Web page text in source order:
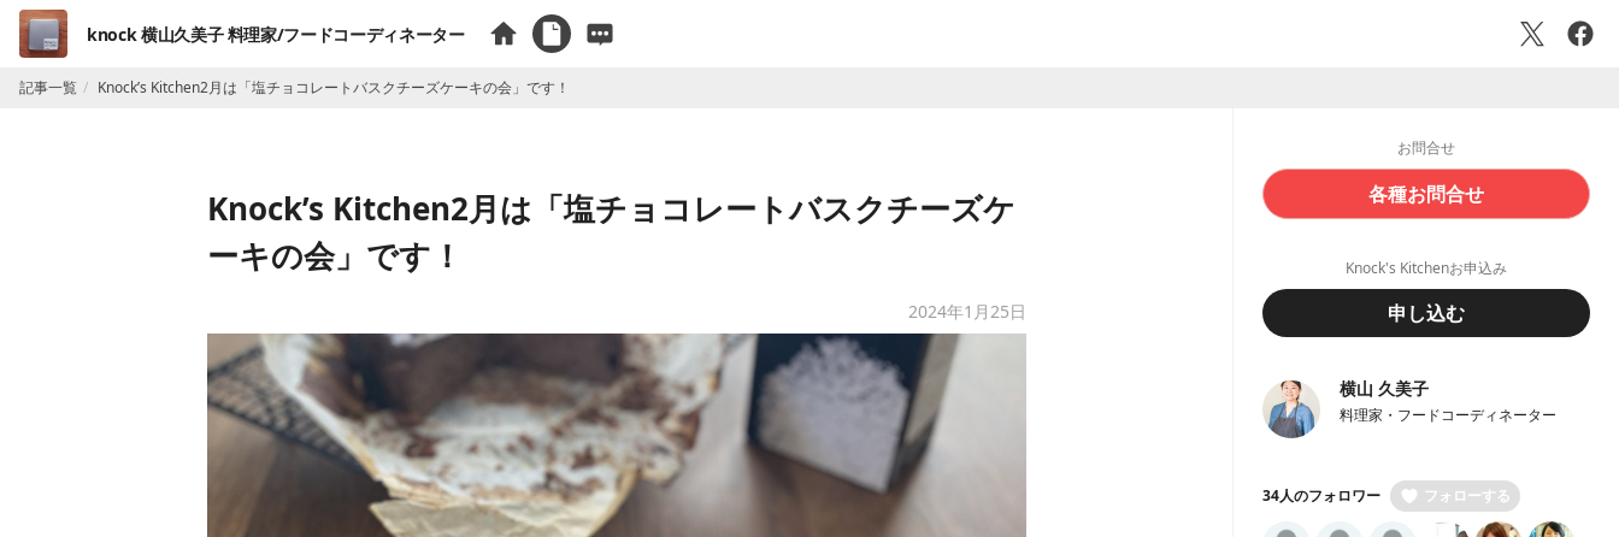
knock 横山久美子 料理家/フードコーディネーター
記事一覧 Knock’s Kitchen2月は「塩チョコレートバスクチーズケーキの会」です！
Knock’s Kitchen2月は「塩チョコレートバスクチーズケ
ーキの会」です！
2024年1月25日
お問合せ
各種お問合せ
Knock's Kitchenお申込み
申し込む
横山 久美子
料理家・フードコーディネーター
34人のフォロワー フォローする